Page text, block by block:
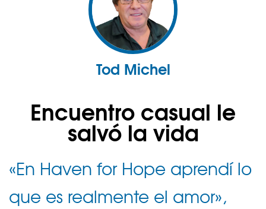
Encuentro casual le
salvó la vida
«En Haven for Hope aprendí lo
que es realmente el amor»,
Tod Michel